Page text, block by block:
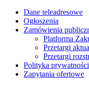
Dane teleadresowe
Ogłoszenia
Zamówienia
Platforma
Przetargi
Przetargi
Polityka prywatności
Zapytania ofertowe